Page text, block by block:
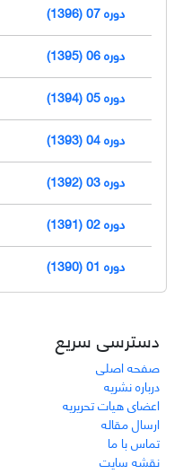
دوره 07 (1396)
دوره 06 (1395)
دوره 05 (1394)
دوره 04 (1393)
دوره 03 (1392)
دوره 02 (1391)
دوره 01 (1390)
دسترسی سریع
صفحه اصلی
درباره نشریه
اعضای هیات تحریریه
ارسال مقاله
تماس با ما
نقشه سایت